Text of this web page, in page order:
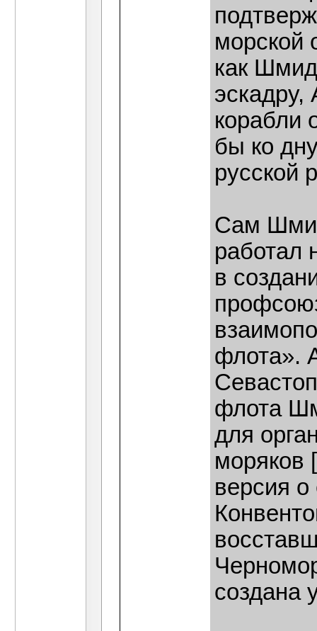
морской
как
эскадру,
корабли
бы ко
русской
Сам
работал
в
флота».
флота
для
моряков
версия о
создана